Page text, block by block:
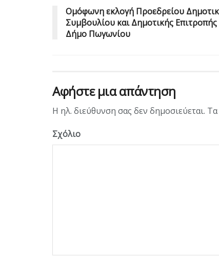
Ομόφωνη εκλογή Προεδρείου
Συμβουλίου και Δημοτικής
Δήμο Πωγωνίου
Αφήστε μια απάντηση
Η ηλ. διεύθυνση σας δεν δημοσιεύεται. Τα
Σχόλιο